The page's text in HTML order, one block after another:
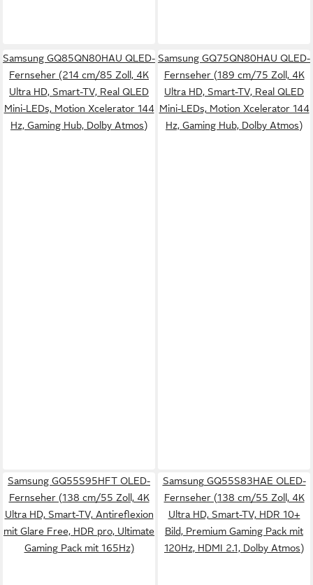
Samsung GQ85QN80HAU QLED-
Fernseher (214 cm/85 Zoll, 4K
Ultra HD, Smart-TV, Real QLED
Mini-LEDs, Motion Xcelerator 144
Hz, Gaming Hub, Dolby Atmos)
Samsung GQ75QN80HAU QLED-
Fernseher (189 cm/75 Zoll, 4K
Ultra HD, Smart-TV, Real QLED
Mini-LEDs, Motion Xcelerator 144
Hz, Gaming Hub, Dolby Atmos)
Samsung GQ55S95HFT OLED-
Fernseher (138 cm/55 Zoll, 4K
Ultra HD, Smart-TV, Antireflexion
mit Glare Free, HDR pro, Ultimate
Gaming Pack mit 165Hz)
Samsung GQ55S83HAE OLED-
Fernseher (138 cm/55 Zoll, 4K
Ultra HD, Smart-TV, HDR 10+
Bild, Premium Gaming Pack mit
120Hz, HDMI 2.1, Dolby Atmos)